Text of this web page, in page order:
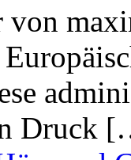
von
Druck